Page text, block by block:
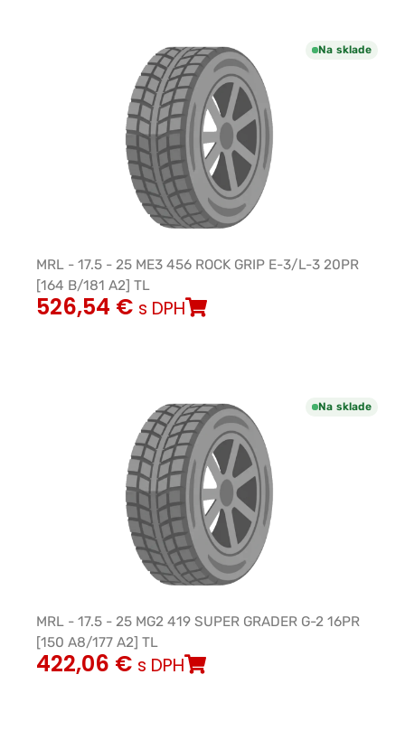
Na sklade
MRL - 17.5 - 25 ME3 456 ROCK GRIP E-3/L-3 20PR
[164 B/181 A2] TL
526,54 € s DPH
Na sklade
MRL - 17.5 - 25 MG2 419 SUPER GRADER G-2 16PR
[150 A8/177 A2] TL
422,06 € s DPH